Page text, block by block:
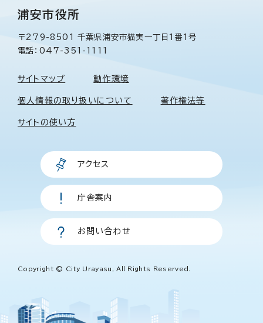
浦安市役所
〒279-8501 千葉県浦安市猫実一丁目1番1号
電話：047-351-1111
サイトマップ 動作環境
個人情報の取り扱いについて 著作権法等
サイトの使い方
アクセス
庁舎案内
お問い合わせ
Copyright © City Urayasu, All Rights Reserved.